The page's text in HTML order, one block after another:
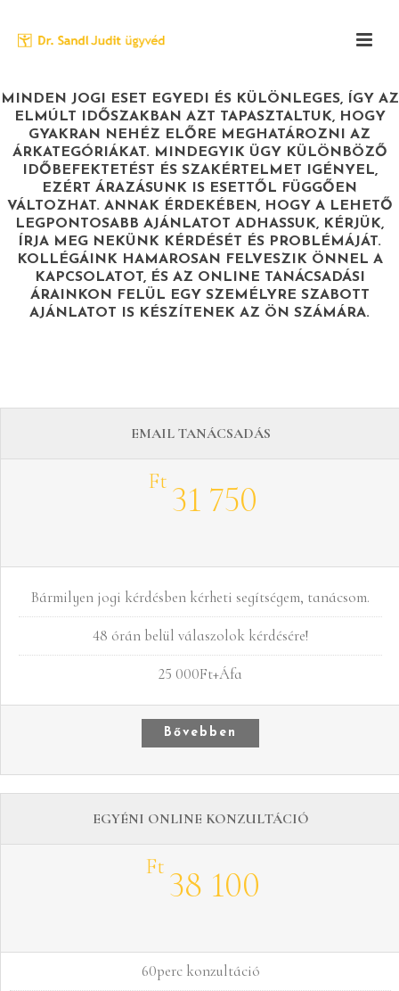
MINDEN JOGI ESET EGYEDI ÉS KÜLÖNLEGES, ÍGY AZ
ELMÚLT IDŐSZAKBAN AZT TAPASZTALTUK, HOGY
GYAKRAN NEHÉZ ELŐRE MEGHATÁROZNI AZ
ÁRKATEGÓRIÁKAT. MINDEGYIK ÜGY KÜLÖNBÖZŐ
IDŐBEFEKTETÉST ÉS SZAKÉRTELMET IGÉNYEL,
EZÉRT ÁRAZÁSUNK IS ESETTŐL FÜGGŐEN
VÁLTOZHAT. ANNAK ÉRDEKÉBEN, HOGY A LEHETŐ
LEGPONTOSABB AJÁNLATOT ADHASSUK, KÉRJÜK,
ÍRJA MEG NEKÜNK KÉRDÉSÉT ÉS PROBLÉMÁJÁT.
KOLLÉGÁINK HAMAROSAN FELVESZIK ÖNNEL A
KAPCSOLATOT, ÉS AZ ONLINE TANÁCSADÁSI
ÁRAINKON FELÜL EGY SZEMÉLYRE SZABOTT
AJÁNLATOT IS KÉSZÍTENEK AZ ÖN SZÁMÁRA.
EMAIL TANÁCSADÁS
Ft 31 750
Bármilyen jogi kérdésben kérheti segítségem, tanácsom.
48 órán belül válaszolok kérdésére!
25 000Ft+Áfa
Bővebben
EGYÉNI ONLINE KONZULTÁCIÓ
Ft 38 100
60perc konzultáció